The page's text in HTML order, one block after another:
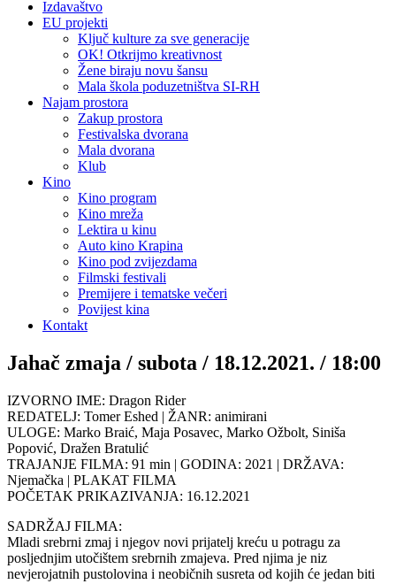
Izdavaštvo
EU projekti
Ključ kulture za sve generacije
OK! Otkrijmo kreativnost
Žene biraju novu šansu
Mala škola poduzetništva SI-RH
Najam prostora
Zakup prostora
Festivalska dvorana
Mala dvorana
Klub
Kino
Kino program
Kino mreža
Lektira u kinu
Auto kino Krapina
Kino pod zvijezdama
Filmski festivali
Premijere i tematske večeri
Povijest kina
Kontakt
Jahač zmaja / subota / 18.12.2021. / 18:00
IZVORNO IME: Dragon Rider
REDATELJ: Tomer Eshed | ŽANR: animirani
ULOGE: Marko Braić, Maja Posavec, Marko Ožbolt, Siniša
Popović, Dražen Bratulić
TRAJANJE FILMA: 91 min | GODINA: 2021 | DRŽAVA:
Njemačka | PLAKAT FILMA
POČETAK PRIKAZIVANJA: 16.12.2021
SADRŽAJ FILMA:
Mladi srebrni zmaj i njegov novi prijatelj kreću u potragu za
posljednjim utočištem srebrnih zmajeva. Pred njima je niz
nevjerojatnih pustolovina i neobičnih susreta od kojih će jedan biti